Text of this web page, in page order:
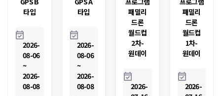
타입
2026-
08-06
~
2026-
08-08
타입
2026-
08-06
~
2026-
08-08
창의메이커
패밀리
드론
월드컵
2차-
원데이
2026-
창의메이커
패밀리
드론
월드컵
1차-
원데이
2026-